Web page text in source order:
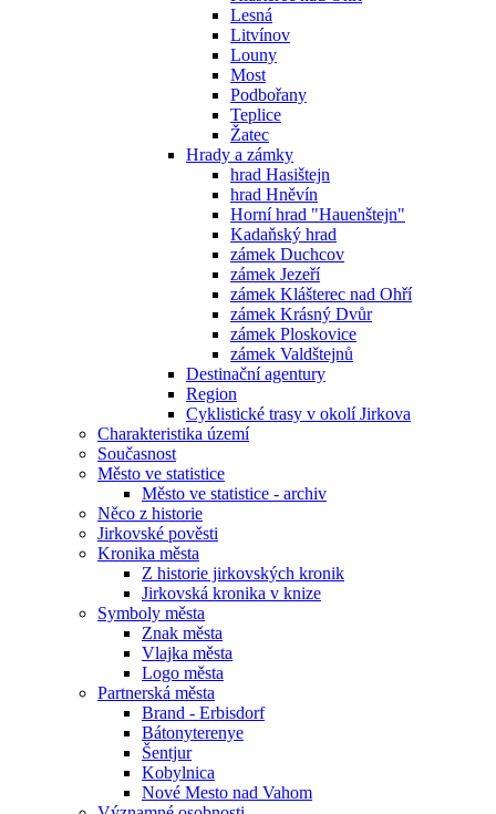
Lesná
Litvínov
Louny
Most
Podbořany
Teplice
Žatec
Hrady a zámky
hrad Hasištejn
hrad Hněvín
Horní hrad "Hauenštejn"
Kadaňský hrad
zámek Duchcov
zámek Jezeří
zámek Klášterec nad Ohří
zámek Krásný Dvůr
zámek Ploskovice
zámek Valdštejnů
Destinační agentury
Region
Cyklistické trasy v okolí Jirkova
Charakteristika území
Současnost
Město ve statistice
Město ve statistice - archiv
Něco z historie
Jirkovské pověsti
Kronika města
Z historie jirkovských kronik
Jirkovská kronika v knize
Symboly města
Znak města
Vlajka města
Logo města
Partnerská města
Brand - Erbisdorf
Bátonyterenye
Šentjur
Kobylnica
Nové Mesto nad Vahom